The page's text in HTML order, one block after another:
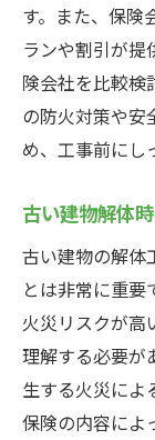
す。また、保険
ランや割引が
険会社を比較検
の防火対策や安
め、工事前にし
古い建物解体
古い建物の解体
とは非常に重要
火災リスクが高
理解する必要が
生する火災によ
保険の内容によ